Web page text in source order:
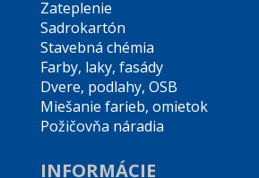
Zateplenie
Sadrokartón
Stavebná chémia
Farby, laky, fasády
Dvere, podlahy, OSB
Miešanie farieb, omietok
Požičovňa náradia
INFORMÁCIE